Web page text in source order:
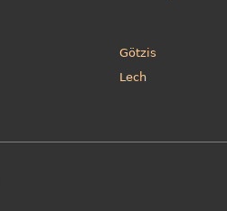
Götzis
Lech